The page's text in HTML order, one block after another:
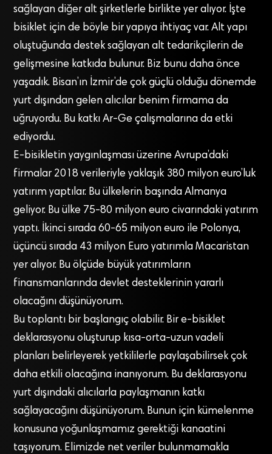
sağlayan diğer alt şirketlerle birlikte yer alıyor. İşte
bisiklet için de böyle bir yapıya ihtiyaç var. Alt yapı
oluştuğunda destek sağlayan alt tedarikçilerin de
gelişmesine katkıda bulunur. Biz bunu daha önce
yaşadık. Bisan’ın İzmir’de çok güçlü olduğu dönemde
yurt dışından gelen alıcılar benim firmama da
uğruyordu. Bu katkı Ar-Ge çalışmalarına da etki
ediyordu.
E-bisikletin yaygınlaşması üzerine Avrupa’daki
firmalar 2018 verileriyle yaklaşık 380 milyon euro’luk
yatırım yaptılar. Bu ülkelerin başında Almanya
geliyor. Bu ülke 75-80 milyon euro civarındaki yatırım
yaptı. İkinci sırada 60-65 milyon euro ile Polonya,
üçüncü sırada 43 milyon Euro yatırımla Macaristan
yer alıyor. Bu ölçüde büyük yatırımların
finansmanlarında devlet desteklerinin yararlı
olacağını düşünüyorum.
Bu toplantı bir başlangıç olabilir. Bir e-bisiklet
deklarasyonu oluşturup kısa-orta-uzun vadeli
planları belirleyerek yetkililerle paylaşabilirsek çok
daha etkili olacağına inanıyorum. Bu deklarasyonu
yurt dışındaki alıcılarla paylaşmanın katkı
sağlayacağını düşünüyorum. Bunun için kümelenme
konusuna yoğunlaşmamız gerektiği kanaatini
taşıyorum. Elimizde net veriler bulunmamakla